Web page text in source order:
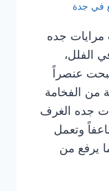
في جدة
مرايات جده
الفلل،
عنصراً
من الفخامة
جده الغرف
وتعمل
يرفع من